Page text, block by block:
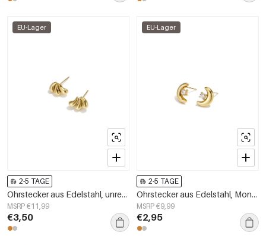
EU-Lager
2-5 TAGE
Ohrstecker aus Edelstahl, unregelmäßige Form, schlichte Alltags-Serie, Damenschmuck
MSRP €11,99
€3,50
EU-Lager
2-5 TAGE
Ohrstecker aus Edelstahl, Mond, schlichte Alltagsserie, Damenschmuck
MSRP €9,99
€2,95